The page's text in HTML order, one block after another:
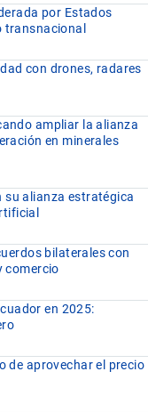
por Estados
transnacional
con drones, radares
ampliar la alianza
en minerales
su alianza estratégica
bilaterales con
comercio
en 2025:
de aprovechar el precio